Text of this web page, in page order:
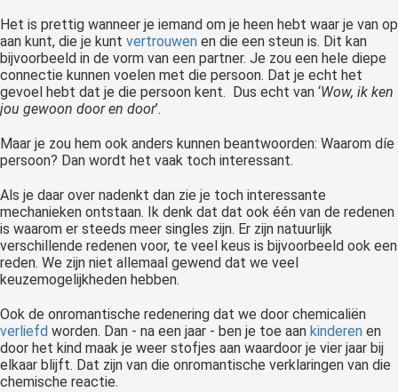
Het is prettig wanneer je iemand om je heen hebt waar je van op
aan kunt, die je kunt vertrouwen en die een steun is. Dit kan
bijvoorbeeld in de vorm van een partner. Je zou een hele diepe
connectie kunnen voelen met die persoon. Dat je echt het
gevoel hebt dat je die persoon kent. Dus echt van ‘Wow, ik ken
jou gewoon door en door’.
Maar je zou hem ook anders kunnen beantwoorden: Waarom díe
persoon? Dan wordt het vaak toch interessant.
Als je daar over nadenkt dan zie je toch interessante
mechanieken ontstaan. Ik denk dat dat ook één van de redenen
is waarom er steeds meer singles zijn. Er zijn natuurlijk
verschillende redenen voor, te veel keus is bijvoorbeeld ook een
reden. We zijn niet allemaal gewend dat we veel
keuzemogelijkheden hebben.
Ook de onromantische redenering dat we door chemicaliën
verliefd worden. Dan - na een jaar - ben je toe aan kinderen en
door het kind maak je weer stofjes aan waardoor je vier jaar bij
elkaar blijft. Dat zijn van die onromantische verklaringen van die
chemische reactie.